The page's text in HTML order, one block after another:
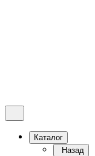
Каталог
Назад